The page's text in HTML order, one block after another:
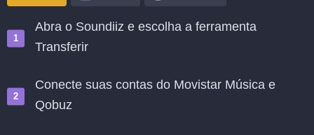
Abra o Soundiiz e escolha a ferramenta
Transferir
Conecte suas contas do Movistar Música e
Qobuz